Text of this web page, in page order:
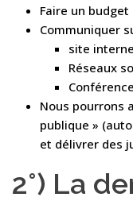
Faire un
Communiquer
site
Réseaux
Nous pourrons
publique »
et délivrer des
2°) La